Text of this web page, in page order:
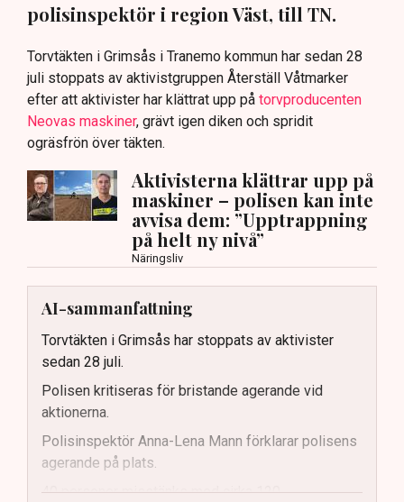
polisinspektör i region Väst, till TN.
Torvtäkten i Grimsås i Tranemo kommun har sedan 28
juli stoppats av aktivistgruppen Återställ Våtmarker
efter att aktivister har klättrat upp på torvproducenten
Neovas maskiner, grävt igen diken och spridit
ogräsfrön över täkten.
Aktivisterna klättrar upp på
maskiner – polisen kan inte
avvisa dem: ”Upptrappning
på helt ny nivå”
Näringsliv
AI-sammanfattning
Torvtäkten i Grimsås har stoppats av aktivister
sedan 28 juli.
Polisen kritiseras för bristande agerande vid
aktionerna.
Polisinspektör Anna-Lena Mann förklarar polisens
agerande på plats.
40 personer misstänks med cirka 120